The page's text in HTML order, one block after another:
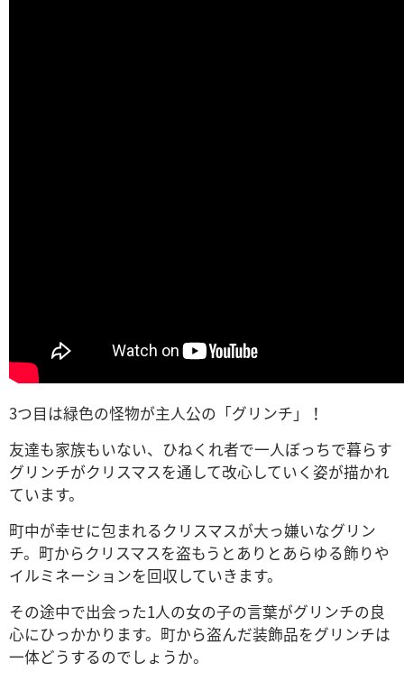
3つ目は緑色の怪物が主人公の「グリンチ」！
友達も家族もいない、ひねくれ者で一人ぼっちで暮らす
グリンチがクリスマスを通して改心していく姿が描かれ
ています。
町中が幸せに包まれるクリスマスが大っ嫌いなグリン
チ。町からクリスマスを盗もうとありとあらゆる飾りや
イルミネーションを回収していきます。
その途中で出会った1人の女の子の言葉がグリンチの良
心にひっかかります。町から盗んだ装飾品をグリンチは
一体どうするのでしょうか。